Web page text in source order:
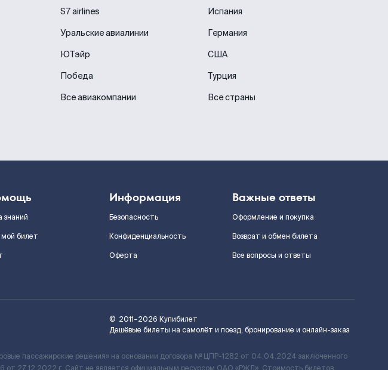
S7 airlines
Уральские авиалинии
ЮТэйр
Победа
Все авиакомпании
Испания
Германия
США
Турция
Все страны
знаний
билет
Информация
Безопасность
Конфиденциальность
Оферта
Важные ответы
Оформление и покупка
Возврат и обмен билета
Все вопросы и ответы
© 2011–2026 Купибилет
Дешёвые билеты на самолёт и поезд, бронирование и онлайн-заказ
пассажирские решения» на основании договора № ЦПР-1282 от 04.04.2024 заключенного